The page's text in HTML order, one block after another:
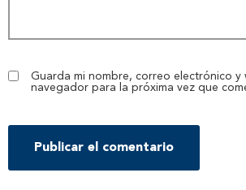
Guarda mi nombre, correo electrónico y
navegador para la próxima vez que